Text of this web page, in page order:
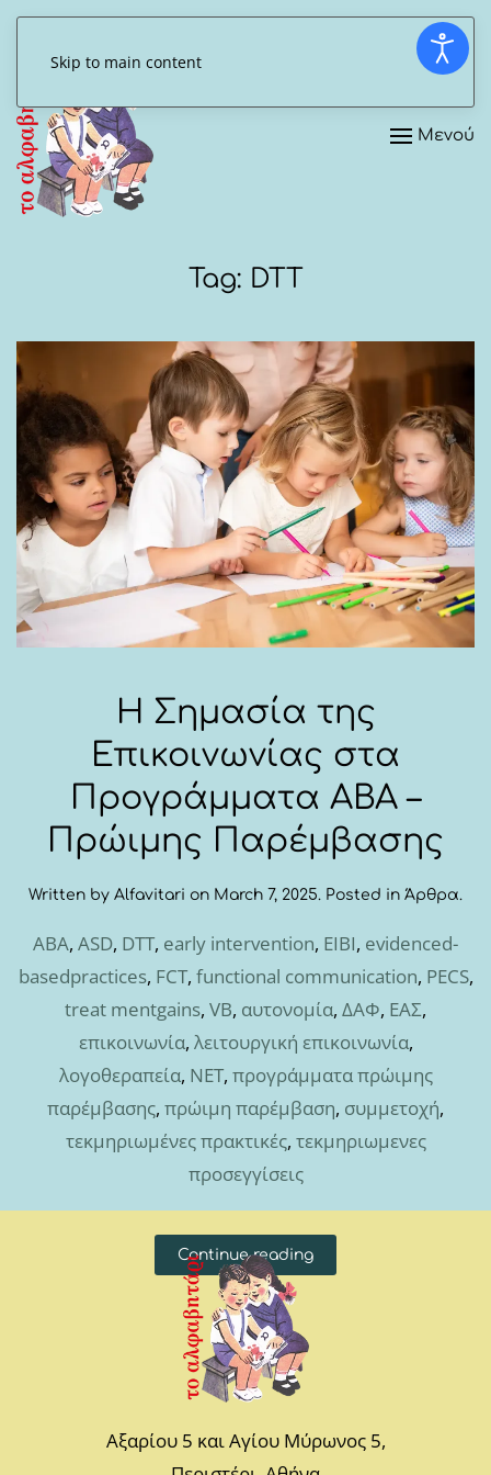
Skip to main content
Μενού
Tag: DTT
Η Σημασία της
Επικοινωνίας στα
Προγράμματα ABA –
Πρώιμης Παρέμβασης
Written by Alfavitari on March 7, 2025. Posted in Άρθρα.
ABA, ASD, DTT, early intervention, EIBI, evidenced-
basedpractices, FCT, functional communication, PECS,
treat mentgains, VB, αυτονομία, ΔΑΦ, ΕΑΣ,
επικοινωνία, λειτουργική επικοινωνία,
λογοθεραπεία, ΝΕΤ, προγράμματα πρώιμης
παρέμβασης, πρώιμη παρέμβαση, συμμετοχή,
τεκμηριωμένες πρακτικές, τεκμηριωμενες
προσεγγίσεις
Continue reading
Αξαρίου 5 και Αγίου Μύρωνος 5,